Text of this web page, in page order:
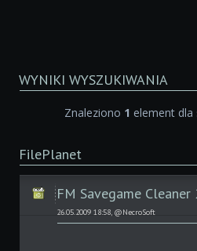
WYNIKI WYSZUKIWANIA
Znaleziono 1 element dla
FilePlanet
FM Savegame Cleaner
26.05.2009 18:58, @NecroSoft